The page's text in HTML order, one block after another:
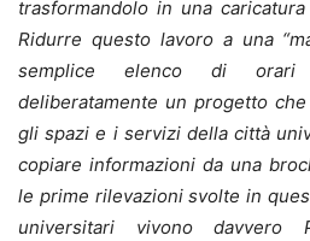
trasformandolo in una
Ridurre questo lavoro a una
semplice elenco di orari
deliberatamente un progetto
gli spazi e i servizi della città
copiare informazioni da una
le prime rilevazioni svolte in
universitari vivono davvero